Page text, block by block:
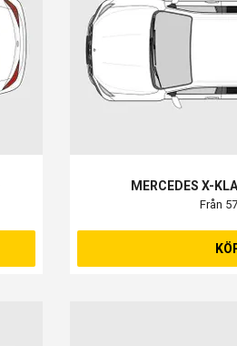
MERCEDES X-
Från